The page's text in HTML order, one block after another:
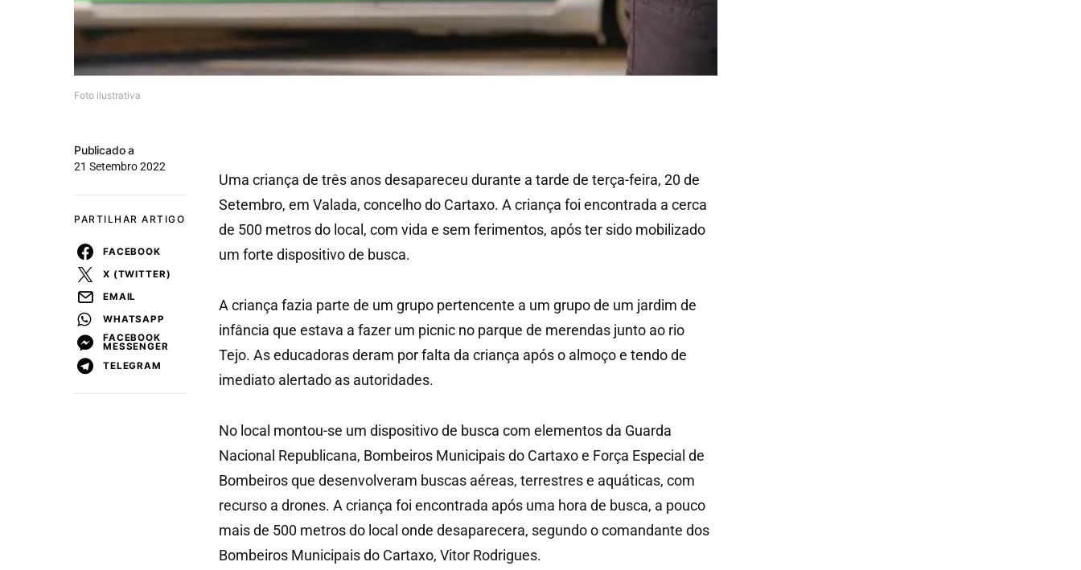
Foto ilustrativa
Publicado a
21 Setembro 2022
PARTILHAR ARTIGO
FACEBOOK
X (TWITTER)
EMAIL
WHATSAPP
FACEBOOK
MESSENGER
TELEGRAM
Uma criança de três anos desapareceu durante a tarde de terça-feira, 20 de
Setembro, em Valada, concelho do Cartaxo. A criança foi encontrada a cerca
de 500 metros do local, com vida e sem ferimentos, após ter sido mobilizado
um forte dispositivo de busca.
A criança fazia parte de um grupo pertencente a um grupo de um jardim de
infância que estava a fazer um picnic no parque de merendas junto ao rio
Tejo. As educadoras deram por falta da criança após o almoço e tendo de
imediato alertado as autoridades.
No local montou-se um dispositivo de busca com elementos da Guarda
Nacional Republicana, Bombeiros Municipais do Cartaxo e Força Especial de
Bombeiros que desenvolveram buscas aéreas, terrestres e aquáticas, com
recurso a drones. A criança foi encontrada após uma hora de busca, a pouco
mais de 500 metros do local onde desaparecera, segundo o comandante dos
Bombeiros Municipais do Cartaxo, Vitor Rodrigues.